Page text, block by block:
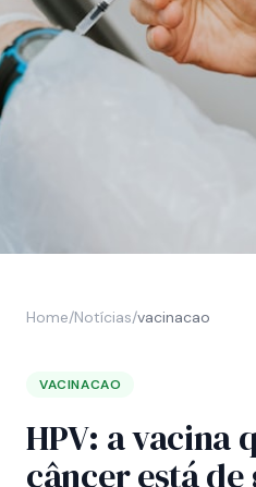
Home/Notícias/vacinacao
VACINACAO
HPV: a vacina
câncer está